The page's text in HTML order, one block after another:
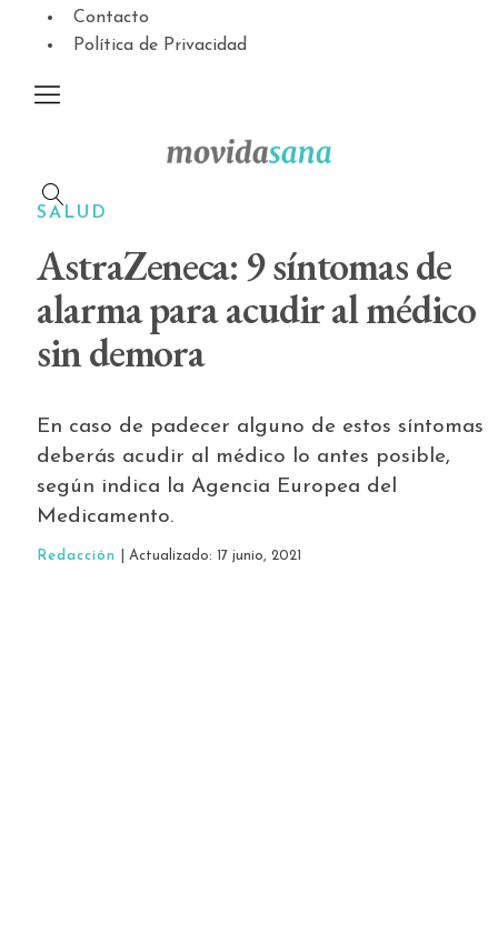
Contacto
Política de Privacidad
SALUD
AstraZeneca: 9 síntomas de
alarma para acudir al médico
sin demora
En caso de padecer alguno de estos síntomas
deberás acudir al médico lo antes posible,
según indica la Agencia Europea del
Medicamento.
Redacción | Actualizado: 17 junio, 2021